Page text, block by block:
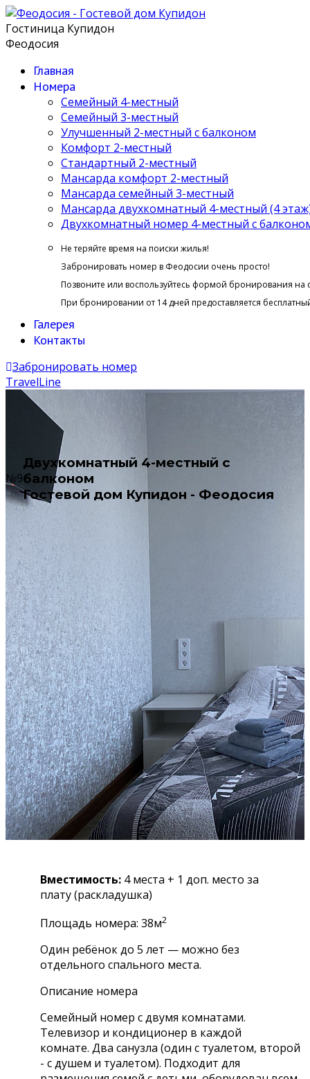
Гостиница Купидон
Феодосия
Главная
Номера
Семейный 4-местный
Семейный 3-местный
Улучшенный 2-местный с балконом
Комфорт 2-местный
Стандартный 2-местный
Мансарда комфорт 2-местный
Мансарда семейный 3-местный
Мансарда двухкомнатный 4-местный (4
Двухкомнатный номер 4-местный с
Не теряйте время на поиски жилья!
Забронировать номер в Феодосии очень просто!
Позвоните или воспользуйтесь формой бронирования на
При бронировании от 14 дней предоставляется
Галерея
Контакты
Забронировать номер
TravelLine
№9
Двухкомнатный 4-местный с
балконом
Гостевой дом Купидон - Феодосия
Вместимость: 4 места + 1 доп. место за
плату (раскладушка)
Площадь номера: 38м2
Один ребёнок до 5 лет — можно без
отдельного спального места.
Описание номера
Семейный номер с двумя комнатами.
Телевизор и кондиционер в каждой
комнате. Два санузла (один с туалетом, второй
- с душем и туалетом). Подходит для